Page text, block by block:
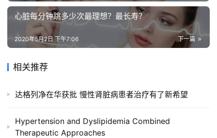
心脏每分钟跳多少次最理想？最长寿？
下一篇
2020年5月2日 下午7:06
相关推荐
达格列净在华获批 慢性肾脏病患者治疗有了新希望
Hypertension and Dyslipidemia Combined
Therapeutic Approaches